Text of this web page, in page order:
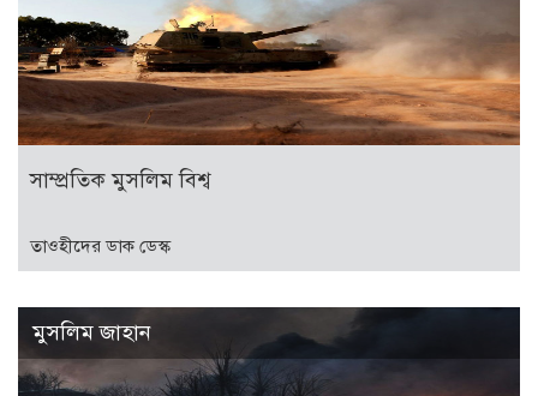
সাম্প্রতিক মুসলিম বিশ্ব
তাওহীদের ডাক ডেস্ক
মুসলিম জাহান